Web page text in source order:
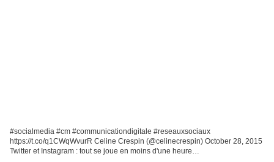
#socialmedia #cm #communicationdigitale #reseauxsociaux
https://t.co/q1CWqWvurR Celine Crespin (@celinecrespin) October 28, 2015
Twitter et Instagram : tout se joue en moins d'une heure